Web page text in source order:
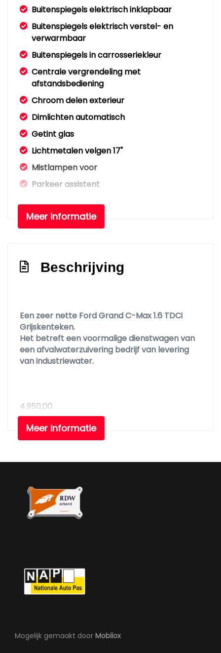
Buitenspiegels elektrisch inklapbaar
Buitenspiegels elektrisch verstel- en
verwarmbaar
Buitenspiegels in carrosseriekleur
Centrale vergrendeling met
afstandsbediening
Chroom delen exterieur
Dimlichten automatisch
Getint glas
Lichtmetalen velgen 17"
Mistlampen voor
Parkeer assistent
Trekhaak
Bestuurdersstoel in hoogte verstelbaar
Binnenspiegel automatisch dimmend
Elektrische ramen voor
Lendesteun(en) verstelbaar
Stuurbekrachtiging
Overige
Bluetooth
Elektronisch sper differentieel
Elektronisch stabiliteits programma
Passagiersairbag
Zij airbag(s) voor
Meer informatie
Beschrijving
Een zeer nette Ford Grand C-Max 1.6 TDCi
Grijskenteken.
Het betreft een voormalige dienstwagen van
een afvalwaterzuivering bedrijf van levering
van industriewater.
4.950,00
Meer informatie
Mogelijk gemaakt door Mobilox